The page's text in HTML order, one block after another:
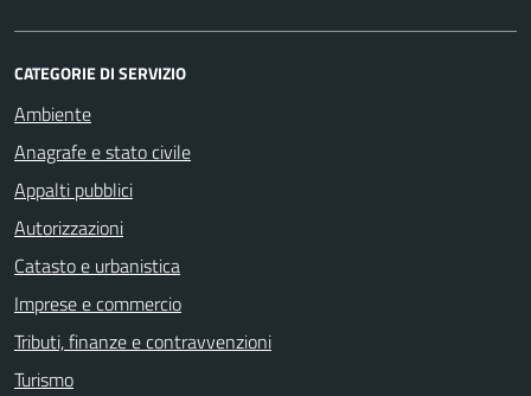
CATEGORIE DI SERVIZIO
Ambiente
Anagrafe e stato civile
Appalti pubblici
Autorizzazioni
Catasto e urbanistica
Imprese e commercio
Tributi, finanze e contravvenzioni
Turismo